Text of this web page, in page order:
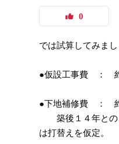
0
では試算してみまし
●仮設工事費 ： 約
●下地補修費 ： 約
築後１４年との
は打替えを仮定。